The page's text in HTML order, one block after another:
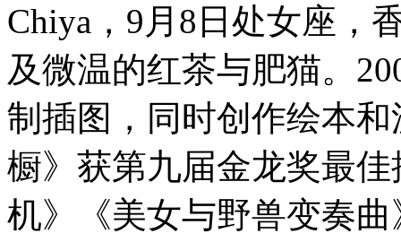
Chiya，9月8日处女座，
及微温的红茶与肥猫。
制插图，同时创作绘本
橱》获第九届金龙奖最
机》《美女与野兽变奏